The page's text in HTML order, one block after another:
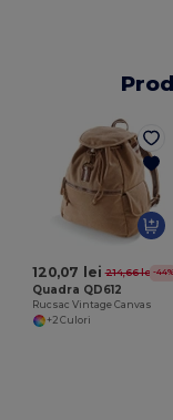
120,07 lei 214,66 lei-44%
Quadra QD612
Rucsac Vintage Canvas
+2 Culori